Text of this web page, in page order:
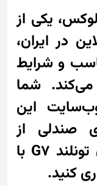
لوکس، یکی از
در ایران،
و شرایط
شما
این
صندلی از
جمله روکش صندلی فوتون تونلند G7 با
کنید.